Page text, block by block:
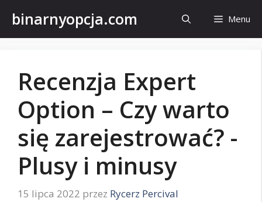
treści
binarnyopcja.com Menu
Recenzja Expert
Option – Czy warto
się zarejestrować? -
Plusy i minusy
15 lipca 2022 przez Rycerz Percival